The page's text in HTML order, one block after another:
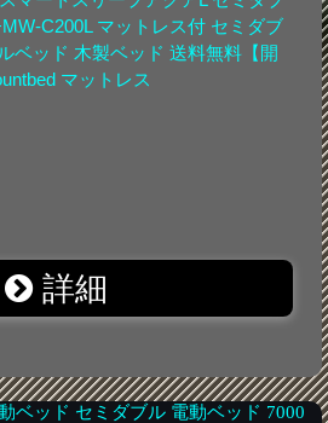
C200L マットレス付 セミダブ
ベッド 木製ベッド 送料無料【開
マットレス
詳細